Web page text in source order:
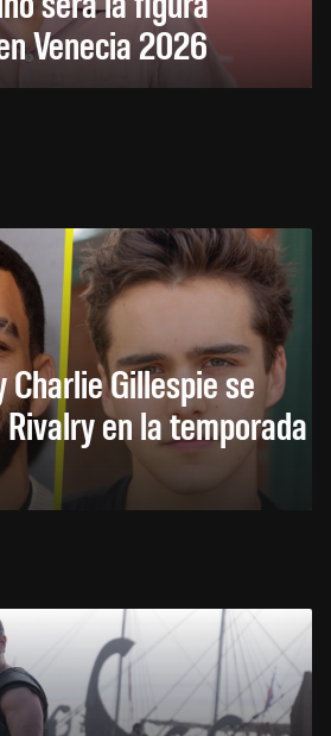
Venecia 2026
Charlie Gillespie se
en la temporada